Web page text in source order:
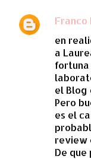
Franco
en
a
fortuna
el Blog
Pero
es el
review
De que